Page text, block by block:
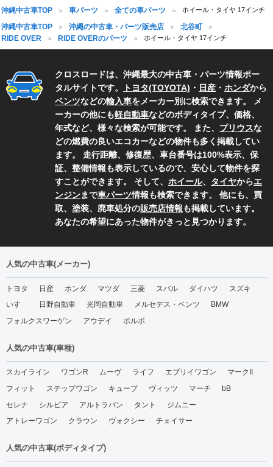
沖縄中古車TOP 車パーツ 全ての車パーツ ホイール・タイヤ 17インチ
沖縄中古車TOP 沖縄の中古車・パーツ販売店
北谷町
RIDE OVER
RIDE OVERのパーツ ホイール・タイヤ 17インチ
クロスロードは、沖縄最大の中古車・パーツ情報ポー
タルサイトです。
トヨタ(TOYOTA) ・ 日産 ・ ホンダから
ベンツなどの輸入車をメーカー別に検索できます。 メ
ーカーの他にも軽自動車などのボディタイプ、価格、
年式など、様々な検索が可能です。 また、 プリウスな
どの燃費の良いエコカーなどの物件も多く掲載してい
ます。 走行距離、修復歴、車台番号は100%表示、保
証、整備情報も表示しているので、安心して物件を探
すことができます。 そして、 ホイール、 タイヤからエ
ンジンまで車パーツ情報も検索できます。 他にも、買
取、塗装、廃車処分の販売店情報も掲載しています。
あなたの希望にあった物件がきっと見つかります。
人気の中古車(メーカー)
トヨタ 日産 ホンダ マツダ 三菱 スバル ダイハツ
スズキ
いすゞ
日野自動車 光岡自動車 メルセデス・ベンツ
BMW
フォルクスワーゲン
アウデイ ボルボ
人気の中古車(車種)
スカイライン ワゴンR ムーヴ ライフ エブリイワゴン
マークII
フィット
ステップワゴン キューブ ヴィッツ マーチ
bB
セレナ
シルビア アルトラパン タント
ジムニー
アトレーワゴン
クラウン ヴォクシー チェイサー
人気の中古車(ボディタイプ)